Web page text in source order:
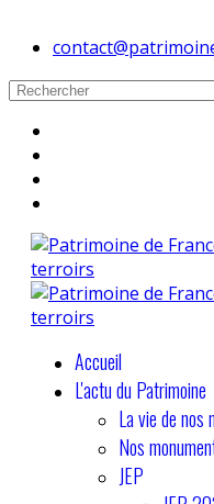
Accueil
L'actu du Patrimoine
La vie de nos
Nos
JEP